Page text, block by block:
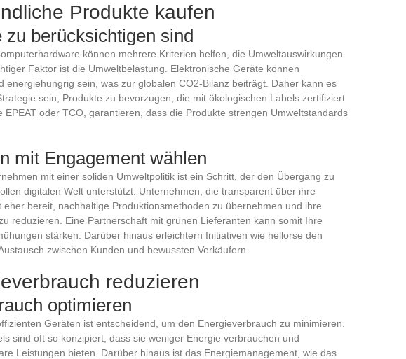
Produkte kaufen
zu berücksichtigen sind
können mehrere Kriterien helfen, die Umweltauswirkungen
Faktor ist die Umweltbelastung. Elektronische Geräte können
energiehungrig sein, was zur globalen CO2-Bilanz beiträgt. Daher kann es
sein, Produkte zu bevorzugen, die mit ökologischen Labels zertifiziert
EPEAT oder TCO, garantieren, dass die Produkte strengen Umweltstandards
mit Engagement wählen
mit einer soliden Umweltpolitik ist ein Schritt, der den Übergang zu
digitalen Welt unterstützt. Unternehmen, die transparent über ihre
eher bereit, nachhaltige Produktionsmethoden zu übernehmen und ihre
reduzieren. Eine Partnerschaft mit grünen Lieferanten kann somit Ihre
stärken. Darüber hinaus erleichtern Initiativen wie hellorse den
zwischen Kunden und bewussten Verkäufern.
reduzieren
optimieren
Geräten ist entscheidend, um den Energieverbrauch zu minimieren.
sind oft so konzipiert, dass sie weniger Energie verbrauchen und
Leistungen bieten. Darüber hinaus ist das Energiemanagement, wie das